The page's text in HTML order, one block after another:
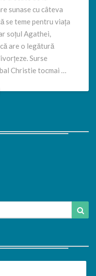
sunase cu câteva
se teme pentru viața
soțul Agathei,
are o legătură
Surse
Christie tocmai …